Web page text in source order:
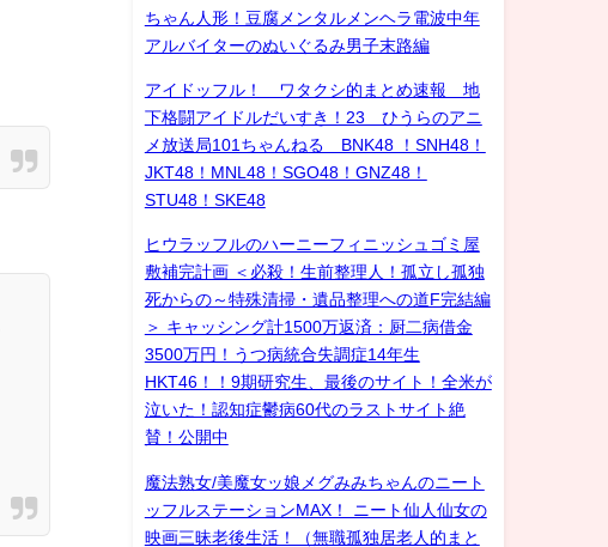
ちゃん人形！豆腐メンタルメンヘラ電波中年
アルバイターのぬいぐるみ男子末路編
アイドッフル！ ワタクシ的まとめ速報 地
下格闘アイドルだいすき！23 ひうらのアニ
メ放送局101ちゃんねる BNK48 ！SNH48！
JKT48！MNL48！SGO48！GNZ48！
STU48！SKE48
ヒウラッフルのハーニーフィニッシュゴミ屋
敷補完計画 ＜必殺！生前整理人！孤立し孤独
死からの～特殊清掃・遺品整理への道F完結編
＞ キャッシング計1500万返済：厨二病借金
3500万円！うつ病統合失調症14年生
HKT46！！9期研究生、最後のサイト！全米が
泣いた！認知症鬱病60代のラストサイト絶
賛！公開中
魔法熟女/美魔女ッ娘メグみみちゃんのニート
ッフルステーションMAX！ ニート仙人仙女の
映画三昧老後生活！（無職孤独居老人的まと